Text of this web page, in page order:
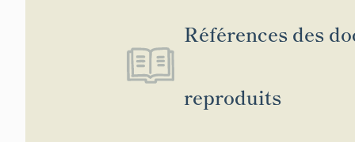
Références des
reproduits